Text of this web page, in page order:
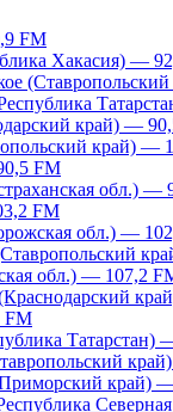
FM
Хакасия) —
край) —
край) —
FM
обл.) —
FM
обл.) —
обл.) — 107,2
FM
Татарстан)
край)